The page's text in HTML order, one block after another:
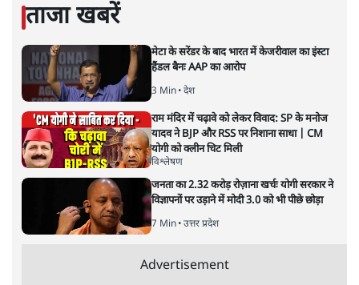
ताजा खबरें
मेटा के सरेंडर के बाद भारत में केजरीवाल का इंस्टा
हैंडल बैनः AAP का आरोप
3 Min• देश
राम मंदिर में चढ़ावे को लेकर विवाद: SP के मनोज
यादव ने BJP और RSS पर निशाना साधा | CM
योगी को क्लीन चिट मिली
विश्लेषण
जनता का 2.32 करोड़ रोज़ाना खर्चः योगी सरकार ने
विज्ञापनों पर उड़ाने में मोदी 3.0 को भी पीछे छोड़ा
7 Min• उत्तर प्रदेश
Advertisement